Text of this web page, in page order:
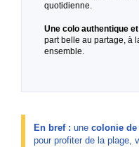
quotidienne.
Une colo authentique
part belle au partage, à
ensemble.
En bref : une colonie de
pour profiter de la plage,